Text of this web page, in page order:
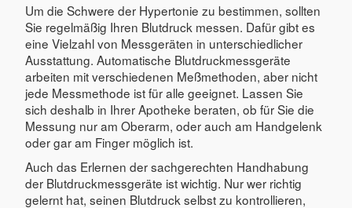
Um die Schwere der Hypertonie zu bestimmen, sollten
Sie regelmäßig Ihren Blutdruck messen. Dafür gibt es
eine Vielzahl von Messgeräten in unterschiedlicher
Ausstattung. Automatische Blutdruckmessgeräte
arbeiten mit verschiedenen Meßmethoden, aber nicht
jede Messmethode ist für alle geeignet. Lassen Sie
sich deshalb in Ihrer Apotheke beraten, ob für Sie die
Messung nur am Oberarm, oder auch am Handgelenk
oder gar am Finger möglich ist.
Auch das Erlernen der sachgerechten Handhabung
der Blutdruckmessgeräte ist wichtig. Nur wer richtig
gelernt hat, seinen Blutdruck selbst zu kontrollieren,